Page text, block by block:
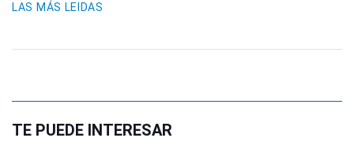
LAS MÁS LEIDAS
TE PUEDE INTERESAR